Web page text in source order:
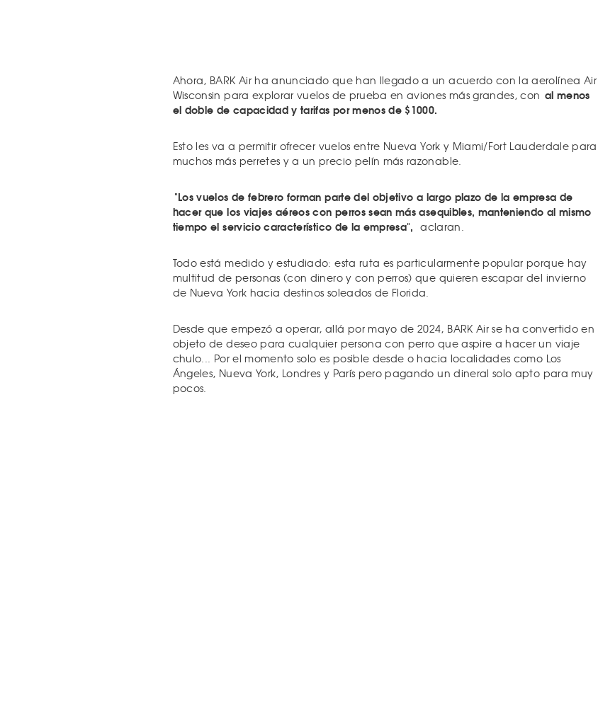
Ahora, BARK Air ha anunciado que han llegado a un acuerdo con la aerolínea Air
Wisconsin para explorar vuelos de prueba en aviones más grandes, con al menos
el doble de capacidad y tarifas por menos de $1000.
Esto les va a permitir ofrecer vuelos entre Nueva York y Miami/Fort Lauderdale para
muchos más perretes y a un precio pelín más razonable.
"Los vuelos de febrero forman parte del objetivo a largo plazo de la empresa de
hacer que los viajes aéreos con perros sean más asequibles, manteniendo al mismo
tiempo el servicio característico de la empresa", aclaran.
Todo está medido y estudiado: esta ruta es particularmente popular porque hay
multitud de personas (con dinero y con perros) que quieren escapar del invierno
de Nueva York hacia destinos soleados de Florida.
Desde que empezó a operar, allá por mayo de 2024, BARK Air se ha convertido en
objeto de deseo para cualquier persona con perro que aspire a hacer un viaje
chulo... Por el momento solo es posible desde o hacia localidades como Los
Ángeles, Nueva York, Londres y París pero pagando un dineral solo apto para muy
pocos.